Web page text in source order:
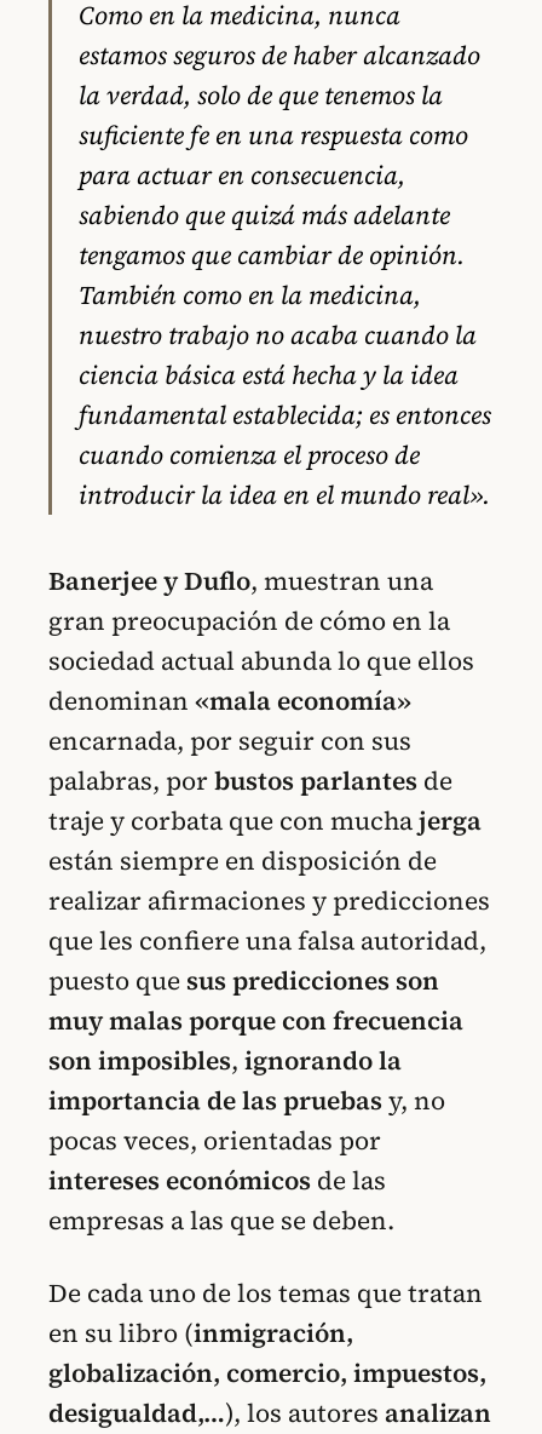
Como en la medicina, nunca
estamos seguros de haber alcanzado
la verdad, solo de que tenemos la
suficiente fe en una respuesta como
para actuar en consecuencia,
sabiendo que quizá más adelante
tengamos que cambiar de opinión.
También como en la medicina,
nuestro trabajo no acaba cuando la
ciencia básica está hecha y la idea
fundamental establecida; es entonces
cuando comienza el proceso de
introducir la idea en el mundo real».
Banerjeey Duflo, muestran una
gran preocupación de cómo en la
sociedad actual abunda lo que ellos
denominan «mala economía»
encarnada, por seguir con sus
palabras, porbustos parlantes de
traje y corbata que con muchajerga
están siempre en disposición de
realizar afirmaciones y predicciones
que les confiere una falsa autoridad,
puesto que sus predicciones son
muy malas porque con frecuencia
son imposibles, ignorando la
importancia de las pruebas y, no
pocas veces, orientadas por
intereses económicos de las
empresas a las que se deben.
De cada uno de los temas que tratan
en su libro (inmigración,
globalización, comercio, impuestos,
desigualdad,…), los autores analizan